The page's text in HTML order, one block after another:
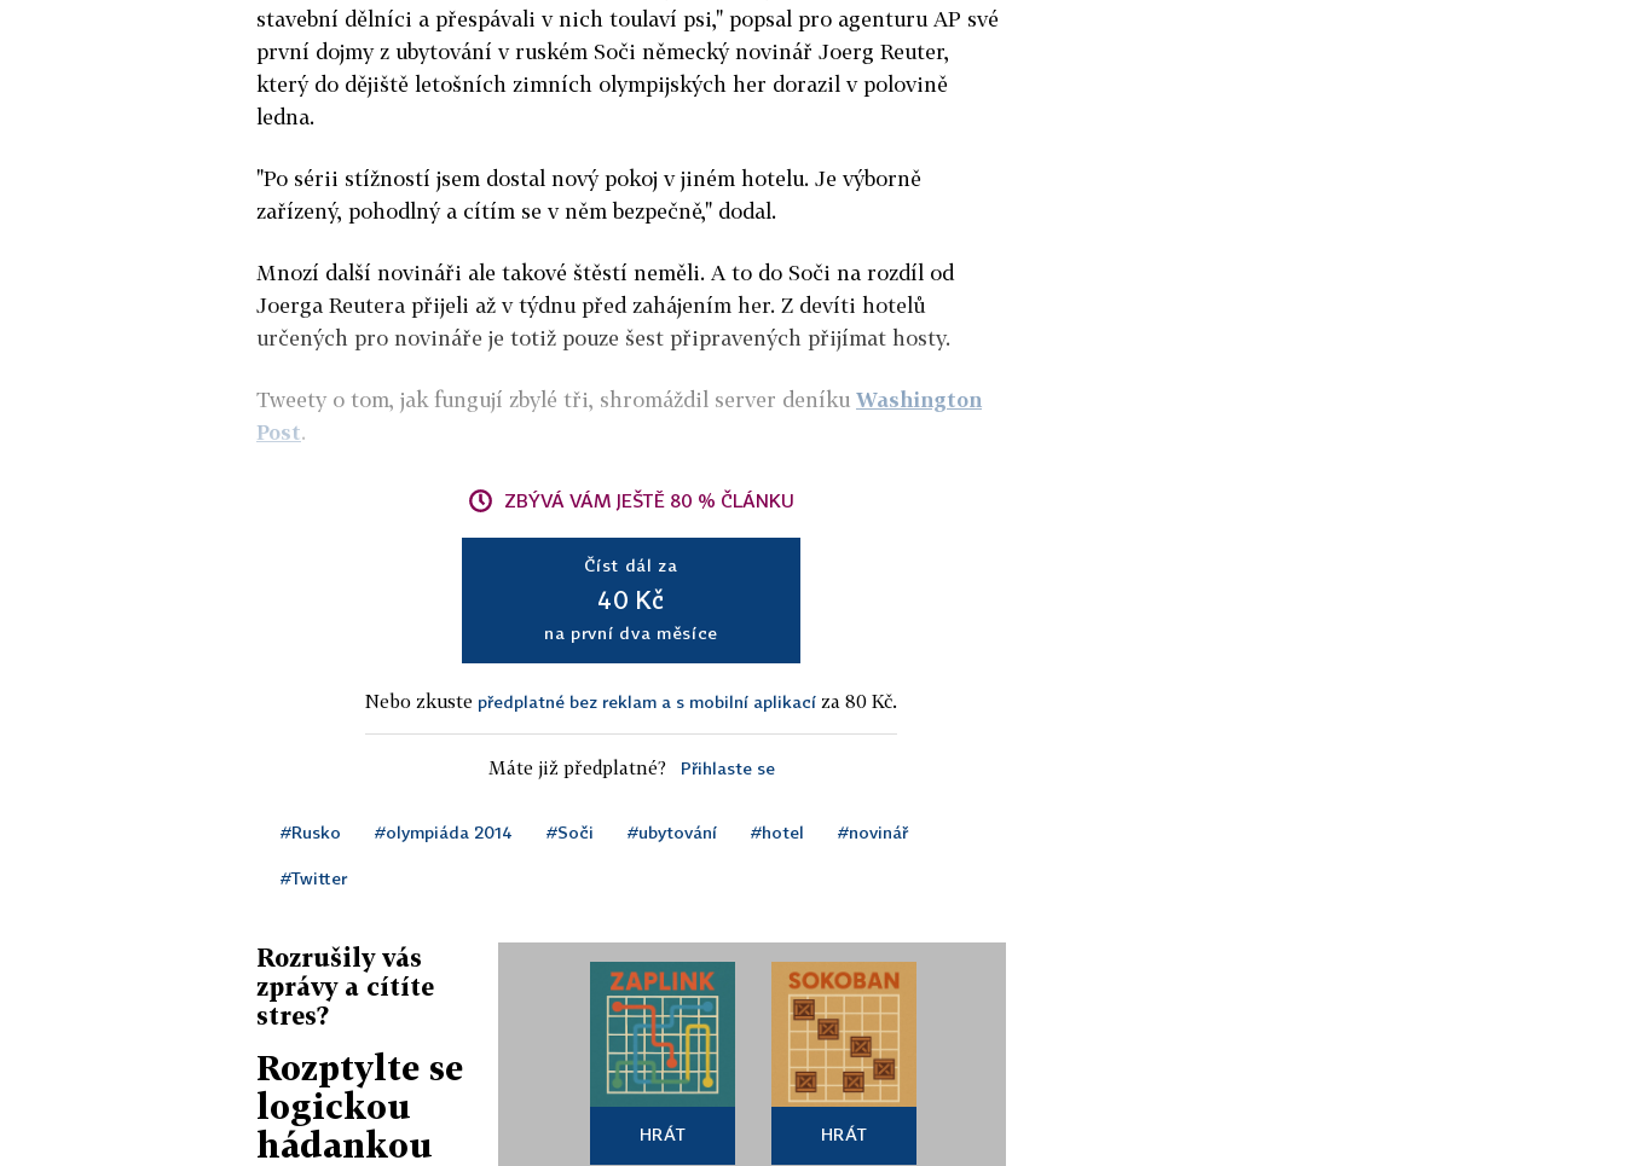
stavební dělníci a přespávali v nich toulaví psi," popsal pro agenturu AP své
první dojmy z ubytování v ruském Soči německý novinář Joerg Reuter,
který do dějiště letošních zimních olympijských her dorazil v polovině
ledna.
"Po sérii stížností jsem dostal nový pokoj v jiném hotelu. Je výborně
zařízený, pohodlný a cítím se v něm bezpečně," dodal.
Mnozí další novináři ale takové štěstí neměli. A to do Soči na rozdíl od
Joerga Reutera přijeli až v týdnu před zahájením her. Z devíti hotelů
určených pro novináře je totiž pouze šest připravených přijímat hosty.
Tweety o tom, jak fungují zbylé tři, shromáždil server deníku Washington
Post.
ZBÝVÁ VÁM JEŠTĚ 80 % ČLÁNKU
Číst dál za
40 Kč
na první dva měsíce
Nebo zkuste předplatné bez reklam a s mobilní aplikací za 80 Kč.
Máte již předplatné? Přihlaste se
#Rusko #olympiáda 2014 #Soči #ubytování #hotel #novinář
#Twitter
Rozrušily vás
zprávy a cítíte
stres?
Rozptylte se
logickou
hádankou
HRÁT HRÁT